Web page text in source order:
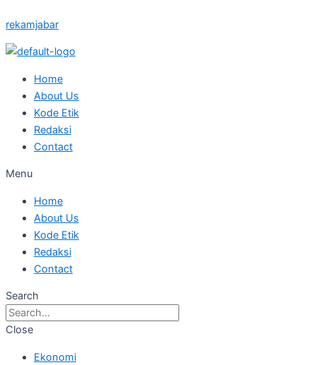
to
content
rekamjabar
Home
About Us
Kode Etik
Redaksi
Contact
Menu
Home
About Us
Kode Etik
Redaksi
Contact
Search
Close
Ekonomi